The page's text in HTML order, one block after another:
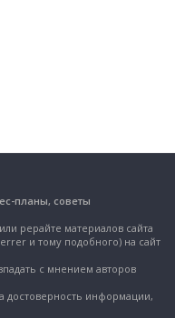
планы, советы
рерайте материалов сайта
и тому подобного) на сайт
с мнением авторов
достоверность информации,